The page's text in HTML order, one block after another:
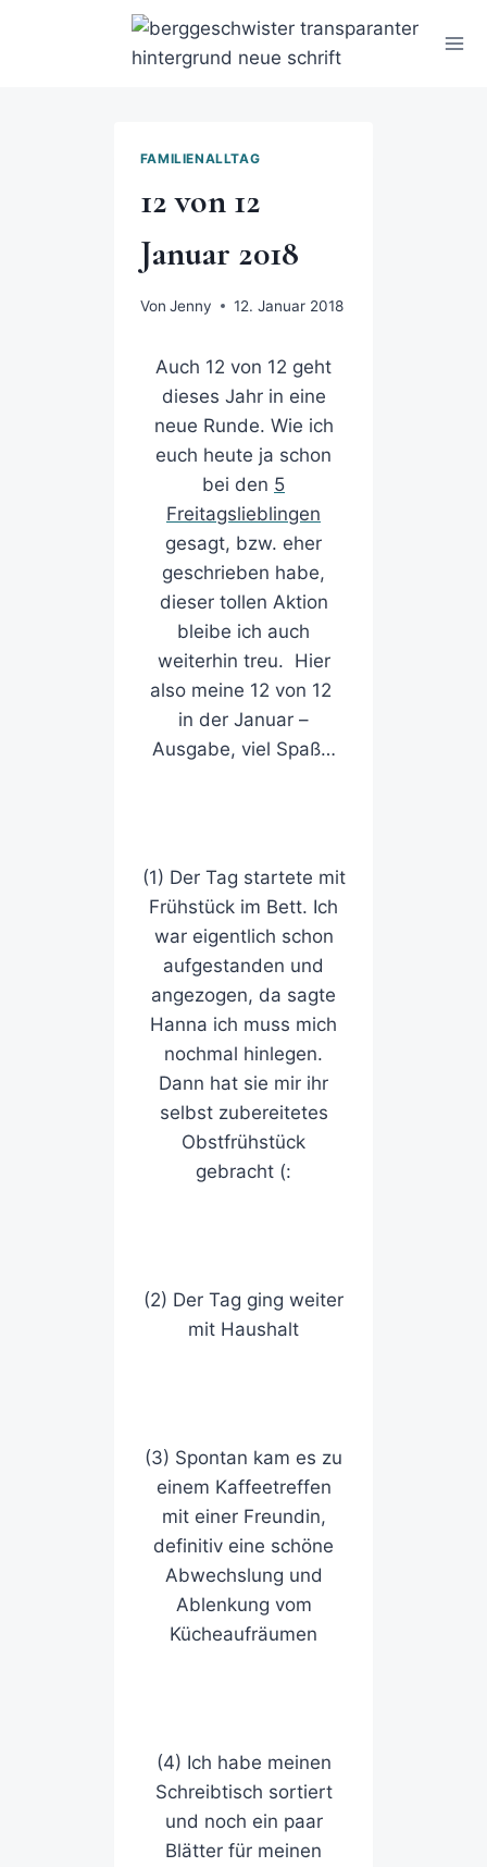
FAMILIENALLTAG
12 von 12
Januar 2018
Von Jenny 12. Januar 2018
Auch 12 von 12 geht
dieses Jahr in eine
neue Runde. Wie ich
euch heute ja schon
bei den 5
Freitagslieblingen
gesagt, bzw. eher
geschrieben habe,
dieser tollen Aktion
bleibe ich auch
weiterhin treu. Hier
also meine 12 von 12
in der Januar –
Ausgabe, viel Spaß…
(1) Der Tag startete mit
Frühstück im Bett. Ich
war eigentlich schon
aufgestanden und
angezogen, da sagte
Hanna ich muss mich
nochmal hinlegen.
Dann hat sie mir ihr
selbst zubereitetes
Obstfrühstück
gebracht (:
(2) Der Tag ging weiter
mit Haushalt
(3) Spontan kam es zu
einem Kaffeetreffen
mit einer Freundin,
definitiv eine schöne
Abwechslung und
Ablenkung vom
Kücheaufräumen
(4) Ich habe meinen
Schreibtisch sortiert
und noch ein paar
Blätter für meinen